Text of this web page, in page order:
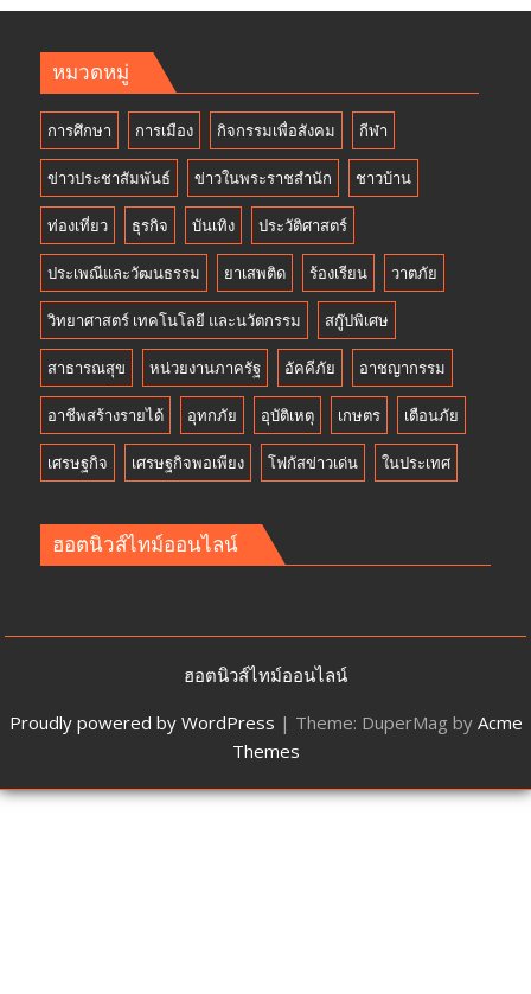
หมวดหมู่
การศึกษา การเมือง กิจกรรมเพื่อสังคม กีฬา
ข่าวประชาสัมพันธ์ ข่าวในพระราชสำนัก ชาวบ้าน
ท่องเที่ยว ธุรกิจ บันเทิง ประวัติศาสตร์
ประเพณีและวัฒนธรรม ยาเสพติด ร้องเรียน วาตภัย
วิทยาศาสตร์ เทคโนโลยี และนวัตกรรม สกู๊ปพิเศษ
สาธารณสุข หน่วยงานภาครัฐ อัคคีภัย อาชญากรรม
อาชีพสร้างรายได้ อุทกภัย อุบัติเหตุ เกษตร เตือนภัย
เศรษฐกิจ เศรษฐกิจพอเพียง โฟกัสข่าวเด่น ในประเทศ
ฮอตนิวส์ไทม์ออนไลน์
ฮอตนิวส์ไทม์ออนไลน์
Proudly powered by WordPress | Theme: DuperMag by Acme
Themes